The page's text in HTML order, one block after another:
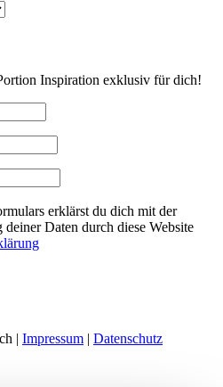
Inspiration exklusiv für dich!
erklärst du dich mit der
Daten durch diese Website
| Impressum | Datenschutz